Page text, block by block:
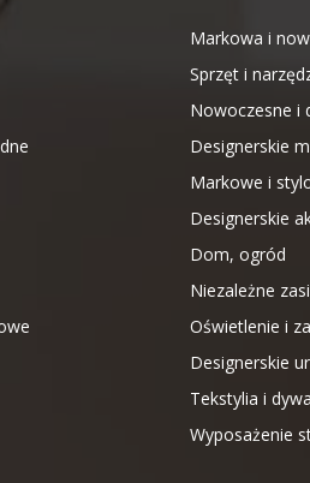
Markowa i
Sprzęt i
Nowoczesne i
Designerskie
Markowe i
Designerskie
Dom, ogród
Niezależne
Oświetlenie i
Designerskie
Tekstylia i
Wyposażenie